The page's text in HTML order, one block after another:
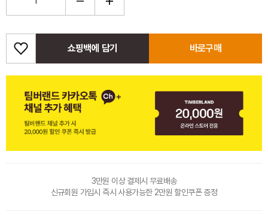
쇼핑백에 담기 바로구매
3만원 이상 결제시 무료배송
신규회원 가입시 즉시 사용가능한 2만원 할인쿠폰 증정